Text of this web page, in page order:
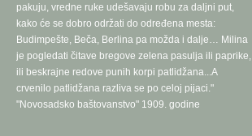
pakuju, vredne ruke udešavaju robu za daljni put,
kako će se dobro održati do određena mesta:
Budimpešte, Beča, Berlina pa možda i dalje… Milina
je pogledati čitave bregove zelena pasulja ili paprike,
ili beskrajne redove punih korpi patlidžana...A
crvenilo patlidžana razliva se po celoj pijaci."
"Novosadsko baštovanstvo" 1909. godine